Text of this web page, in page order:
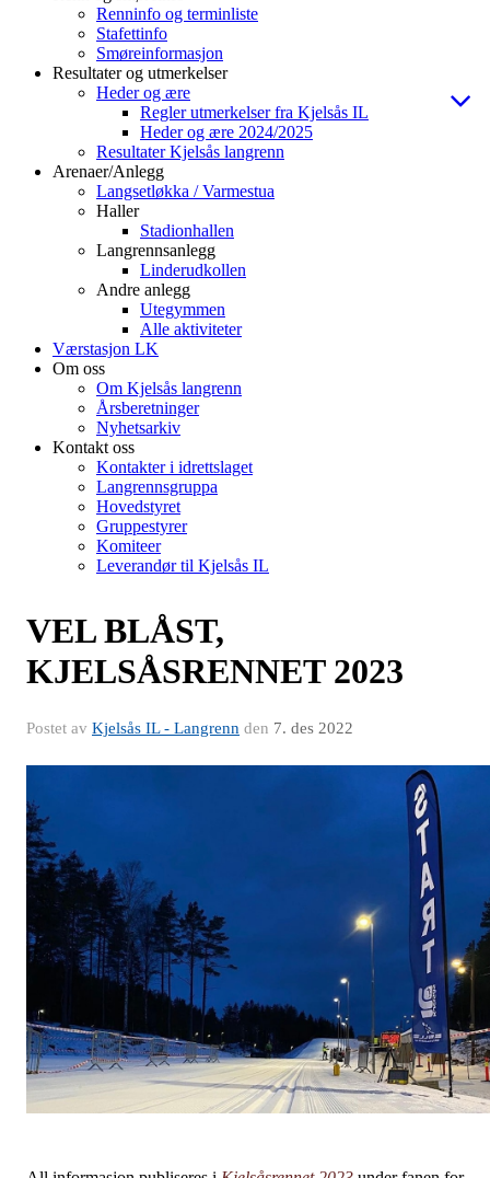
Renninfo og terminliste
Stafettinfo
Smøreinformasjon
Resultater og utmerkelser
Heder og ære
Regler utmerkelser fra Kjelsås IL
Heder og ære 2024/2025
Resultater Kjelsås langrenn
Arenaer/Anlegg
Langsetløkka / Varmestua
Haller
Stadionhallen
Langrennsanlegg
Linderudkollen
Andre anlegg
Utegymmen
Alle aktiviteter
Værstasjon LK
Om oss
Om Kjelsås langrenn
Årsberetninger
Nyhetsarkiv
Kontakt oss
Kontakter i idrettslaget
Langrennsgruppa
Hovedstyret
Gruppestyrer
Komiteer
Leverandør til Kjelsås IL
VEL BLÅST,
KJELSÅSRENNET 2023
Postet av Kjelsås IL - Langrenn den 7. des 2022